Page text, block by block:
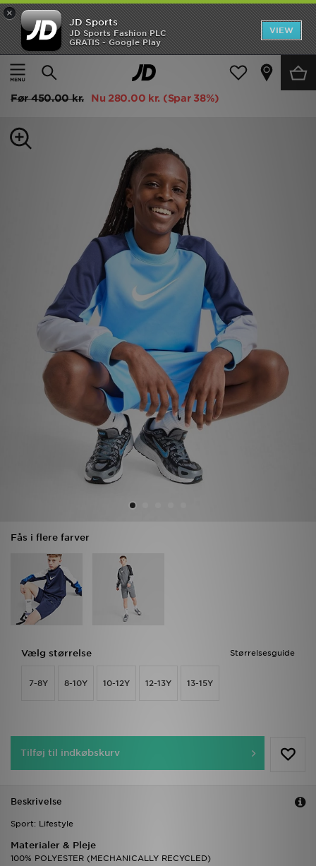
×
JD Sports
JD Sports Fashion PLC
GRATIS - Google Play
VIEW
Hjem
Børn Junior Tøj (8-15 År) Træningsdragte
Nike Poly Crew Sweatshirt/Shorts Set Junior
Før450.00 kr. Nu 280.00 kr. (Spar 38%)
Fås i flere farver
Størrelsesguide
Vælg størrelse
7-8Y 8-10Y 10-12Y 12-13Y 13-15Y
Tilføj til indkøbskurv
Beskrivelse
Sport: Lifestyle
Materialer & Pleje
100% POLYESTER (MECHANICALLY RECYCLED)
Hjem
Udsalg
Damer
Download JD app'en
Mit JD
Mine beskeder
Hjælp & information